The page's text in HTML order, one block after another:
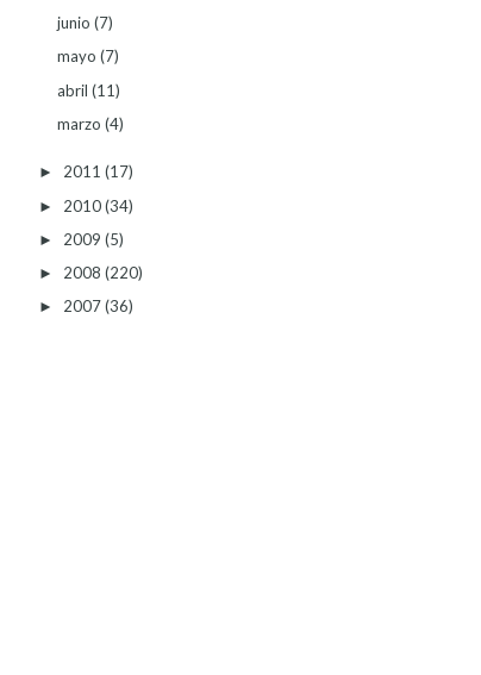
junio (7)
mayo (7)
abril (11)
marzo (4)
► 2011 (17)
► 2010(34)
► 2009 (5)
► 2008 (220)
► 2007(36)